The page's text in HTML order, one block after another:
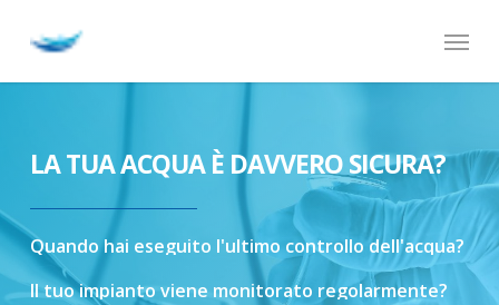
Menu
LA TUA ACQUA È DAVVERO SICURA?
Quando hai eseguito l'ultimo controllo dell'acqua?
Il tuoimpianto viene monitorato regolarmente?